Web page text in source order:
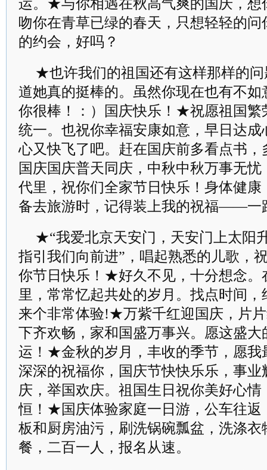
运。★与你相遇在秋高气爽的国庆，想
吻你在青草已绿的春天，只想轻轻的
的约会，好吗？
★也许我们的祖国还有这样那样的
道她真的挺棒的。虽然你现在也有不
你很棒！：）国庆快乐！★祝愿祖国繁
统一。也祝你幸福安康如意，早日达
心又快飞了吧。赶在国庆前多看点书
国庆国庆普天同庆，中秋中秋万事无
代里，祝你们全家节日快乐！身体健
备去旅游时，记得装上我的祝福——一
★“我爱北京天安门，天安门上太阳
指引我们向前进”，唱起熟悉的儿歌，
你节日快乐！★好久不见，十分想念。
里，常常忆起共处的岁月。找点时间
来个非常体验!★万紫千红迎国庆，片
下齐欢畅，家和国盛万事兴。愿这盛
运！★金秋的岁月，丰收的季节，愿我
深深的祝福你，国庆节快快乐乐，事
庆，举国欢庆。祖国生日祝你美好心
恒！★国庆体验家庭一日游，公车往返
板和厨房油污，刷洗锅碗瓢盆，洗涤
餐，二百一人，报名从速。